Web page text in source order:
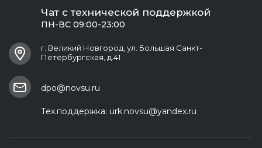
Чат с технической поддержкой
ПН-ВС 09:00-23:00
г. Великий Новгород, ул. Большая Санкт-
Петербургская, д.41
dpo@novsu.ru
Тех.поддержка: urk.novsu@yandex.ru